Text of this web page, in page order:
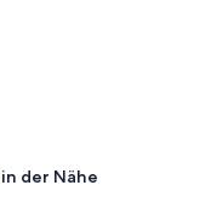
der Nähe